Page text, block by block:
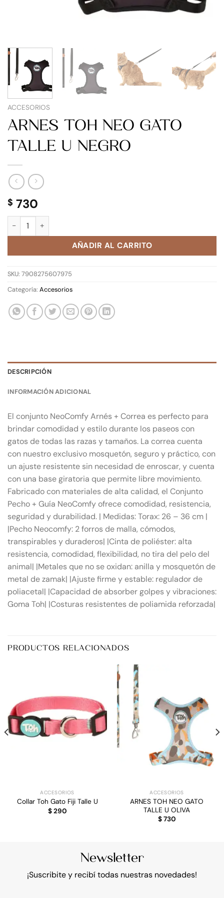
ACCESORIOS
ARNES TOH NEO GATO
TALLE U NEGRO
$ 730
ARNES TOH NEO GATO TALLE U NEGRO cantidad
AÑADIR AL CARRITO
SKU: 7908275607975
Categoría: Accesorios
DESCRIPCIÓN
INFORMACIÓN ADICIONAL
El conjunto NeoComfy Arnés + Correa es perfecto para
brindar comodidad y estilo durante los paseos con
gatos de todas las razas y tamaños. La correa cuenta
con nuestro exclusivo mosquetón, seguro y práctico, con
un ajuste resistente sin necesidad de enroscar, y cuenta
con una base giratoria que permite libre movimiento.
Fabricado con materiales de alta calidad, el Conjunto
Pecho + Guía NeoComfy ofrece comodidad, resistencia,
seguridad y durabilidad. | Medidas: Torax: 26 – 36 cm |
|Pecho Neocomfy: 2 forros de malla, cómodos,
transpirables y duraderos| |Cinta de poliéster: alta
resistencia, comodidad, flexibilidad, no tira del pelo del
animal| |Metales que no se oxidan: anilla y mosquetón de
metal de zamak| |Ajuste firme y estable: regulador de
poliacetal| |Capacidad de absorber golpes y vibraciones:
Goma Toh| |Costuras resistentes de poliamida reforzada|
PRODUCTOS RELACIONADOS
ACCESORIOS
Collar Toh Gato Fiji Talle U
$290
ACCESORIOS
ARNES TOH NEO GATO
TALLE U OLIVA
$730
Newsletter
¡Suscribite y recibí todas nuestras novedades!